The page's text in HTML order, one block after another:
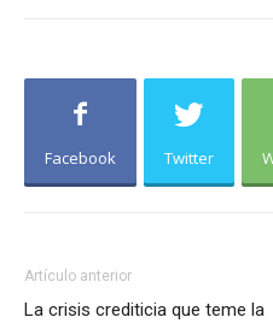
Facebook Twitter
Artículo anterior
La crisis crediticia que teme la